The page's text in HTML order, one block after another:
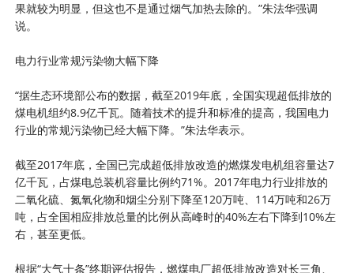
果就较为明显，但这也不是通过烟气加热去除的。”朱法华强调
说。
电力行业常规污染物大幅下降
“据生态环境部公布的数据，截至2019年底，全国实现超低排放的
煤电机组约8.9亿千瓦。随着技术的提升和标准的提高，我国电力
行业的常规污染物已经大幅下降。”朱法华表示。
截至2017年底，全国已完成超低排放改造的燃煤发电机组容量达7
亿千瓦，占煤电总装机容量比例约71%。2017年电力行业排放的
二氧化硫、氮氧化物和烟尘分别下降至120万吨、114万吨和26万
吨，占全国相应排放总量的比例从高峰时的40%左右下降到10%左
右，甚至更低。
根据“大气十条”终期评估报告，燃煤电厂超低排放改造对长三角、